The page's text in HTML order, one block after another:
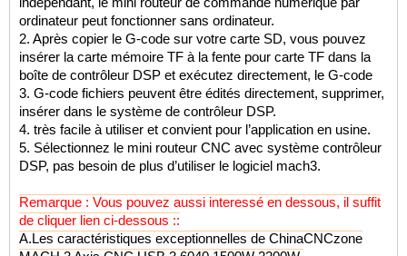
indépendant, le mini routeur de commande numérique par
ordinateur peut fonctionner sans ordinateur.
2. Après copier le G-code sur votre carte SD, vous pouvez
insérer la carte mémoire TF à la fente pour carte TF dans la
boîte de contrôleur DSP et exécutez directement, le G-code
3. G-code fichiers peuvent être édités directement, supprimer,
insérer dans le système de contrôleur DSP.
4. très facile à utiliser et convient pour l’application en usine.
5. Sélectionnez le mini routeur CNC avec système contrôleur
DSP, pas besoin de plus d’utiliser le logiciel mach3.
Remarque : Vous pouvez aussi interessé en dessous, il suffit
de cliquer lien ci-dessous ::
A.Les caractéristiques exceptionnelles de ChinaCNCzone